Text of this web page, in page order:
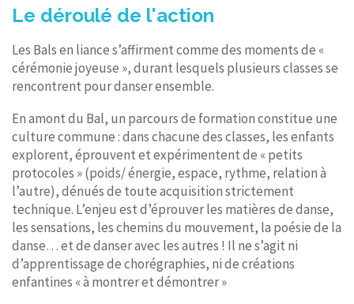
Le déroulé de l'action
Les Bals en liance s’affirment comme des moments de «
cérémonie joyeuse », durant lesquels plusieurs classes se
rencontrent pour danser ensemble.
En amont du Bal, un parcours de formation constitue une
culture commune : dans chacune des classes, les enfants
explorent, éprouvent et expérimentent de « petits
protocoles » (poids/ énergie, espace, rythme, relation à
l’autre), dénués de toute acquisition strictement
technique. L’enjeu est d’éprouver les matières de danse,
les sensations, les chemins du mouvement, la poésie de la
danse… et de danser avec les autres ! Il ne s’agit ni
d’apprentissage de chorégraphies, ni de créations
enfantines « à montrer et démontrer »